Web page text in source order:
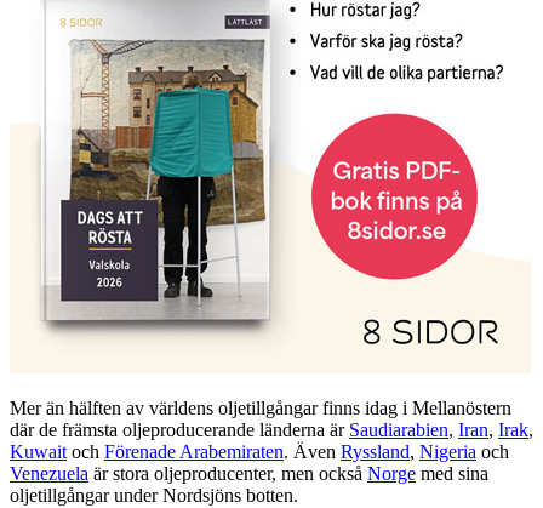
Mer än hälften av världens oljetillgångar finns idag i Mellanöstern
där de främsta oljeproducerande länderna är Saudiarabien, Iran, Irak,
Kuwait och Förenade Arabemiraten. Även Ryssland, Nigeria och
Venezuela är stora oljeproducenter, men också Norge med sina
oljetillgångar under Nordsjöns botten.